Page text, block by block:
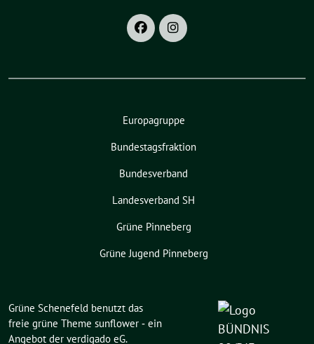
Europagruppe
Bundestagsfraktion
Bundesverband
Landesverband SH
Grüne Pinneberg
Grüne Jugend Pinneberg
Grüne Schenefeld benutzt das
freie grüne Theme sunflower ‐ ein
Angebot der verdigado eG.